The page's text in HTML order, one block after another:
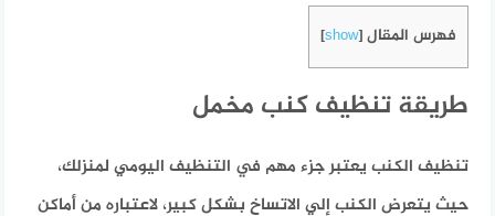
فهرس المقال [
show
]
طريقة تنظيف كنب مخمل
تنظيف الكنب يعتبر جزء مهم في التنظيف اليومي لمنزلك،
حيث يتعرض الكنب إلي الاتساخ بشكل كبير، لاعتباره من أماكن